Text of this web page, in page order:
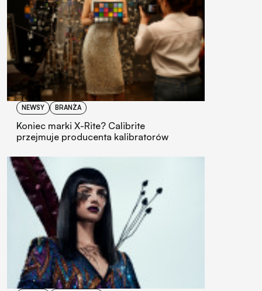
NEWSY BRANŻA
Koniec marki X-Rite? Calibrite
przejmuje producenta kalibratorów